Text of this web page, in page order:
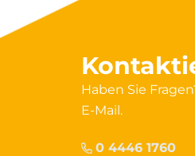
Haben Sie
E-Mail.
0 4446 1760